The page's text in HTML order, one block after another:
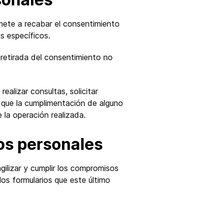
a recabar el consentimiento
específicos.
del consentimiento no
consultas, solicitar
la cumplimentación de alguno
operación realizada.
personales
y cumplir los compromisos
formularios que este último